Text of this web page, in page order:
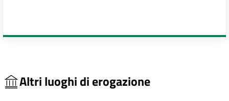
Altri luoghi di erogazione